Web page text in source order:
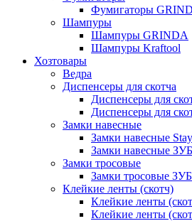
Фумигаторы
Шампуры
Шампуры GRINDA
Шампуры Kraftool
Хозтовары
Ведра
Диспенсеры для скотча
Диспенсеры для
Диспенсеры для
Замки навесные
Замки навесные
Замки навесные
Замки тросовые
Замки тросовые
Клейкие ленты (скотч)
Клейкие ленты
Клейкие ленты